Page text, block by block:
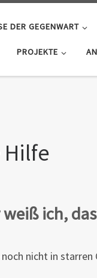
DER GEGENWART
PROJEKTE
Hilfe
ich,
nicht in